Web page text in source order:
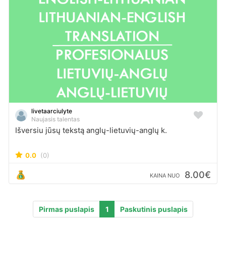
livetaarciulyte
Naujasis talentas
Išversiu jūsų tekstą anglų-lietuvių-anglų k.
0.0 (0)
KAINA NUO 8.00€
Pirmas puslapis 1 Paskutinis puslapis